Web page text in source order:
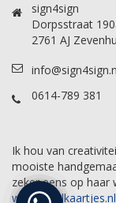
sign4sign
Dorpsstraat
2761 AJ
0614-789 381
Ik hou van
mooiste
zeker eens op haar
www.labelkaartjes.nl